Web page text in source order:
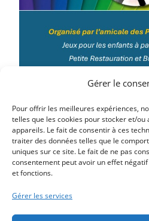
Gérer le
Pour offrir les meilleures expériences,
telles que les cookies pour stocker et/
appareils. Le fait de consentir à ces
traiter des données telles que le
uniques sur ce site. Le fait de ne pas
consentement peut avoir un effet
et fonctions.
Gérer les services
Article précédent
À FAIRE A AULT DU MARDI 15
JUILLET 2025